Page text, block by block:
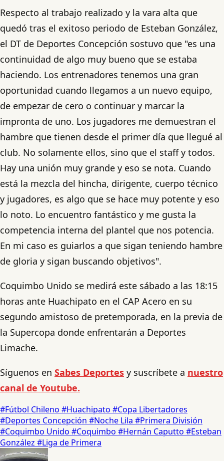
Respecto al trabajo realizado y la vara alta que
quedó tras el exitoso periodo de Esteban González,
el DT de Deportes Concepción sostuvo que "es una
continuidad de algo muy bueno que se estaba
haciendo. Los entrenadores tenemos una gran
oportunidad cuando llegamos a un nuevo equipo,
de empezar de cero o continuar y marcar la
impronta de uno. Los jugadores me demuestran el
hambre que tienen desde el primer día que llegué al
club. No solamente ellos, sino que el staff y todos.
Hay una unión muy grande y eso se nota. Cuando
está la mezcla del hincha, dirigente, cuerpo técnico
y jugadores, es algo que se hace muy potente y eso
lo noto. Lo encuentro fantástico y me gusta la
competencia interna del plantel que nos potencia.
En mi caso es guiarlos a que sigan teniendo hambre
de gloria y sigan buscando objetivos".
Coquimbo Unido se medirá este sábado a las 18:15
horas ante Huachipato en el CAP Acero en su
segundo amistoso de pretemporada, en la previa de
la Supercopa donde enfrentarán a Deportes
Limache.
Síguenos en Sabes Deportes y suscríbete a nuestro
canal de Youtube.
#Fútbol Chileno #Huachipato #Copa Libertadores
#Deportes Concepción #Noche Lila #Primera División
#Coquimbo Unido #Coquimbo #Hernán Caputto #Esteban
González #Liga de Primera